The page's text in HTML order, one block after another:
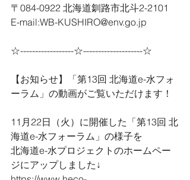
〒084-0922 北海道釧路市北斗2-2101
E-mail:WB-KUSHIRO@env.go.jp
☆------------------☆--------------------☆
【お知らせ】「第13回 北海道e-水フォ
ーラム」の動画がご覧いただけます！
11月22日（火）に開催した「第13回 北
海道e-水フォーラム」の様子を
北海道e-水プロジェクトのホームペー
ジにアップしました↓